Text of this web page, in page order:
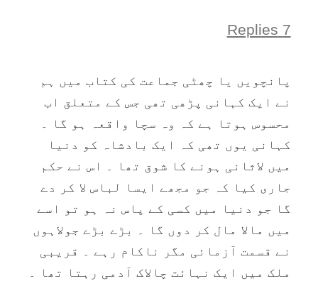
7 Replies
پانچویں یا چھٹی جماعت کی کتاب میں ہم
نے ایک کہانی پڑھی تھی جس کے متعلق اب
محسوس ہوتا ہے کہ وہ سچا واقعہ ہو گا ۔
کہانی یوں تھی کہ ایک بادشاہ کو دنیا
میں لاثانی ہونے کا شوق تھا ۔ اس نے حکم
جاری کیا کہ جو مجھے ایسا لباس لا کر دے
گا جو دنیا میں کسی کے پاس نہ ہو تو اسے
میں مالا مال کر دوں گا ۔ بڑے بڑے جولاہوں
نے قسمت آزمائی مگر ناکام رہے ۔ قریبی
ملک میں ایک نہائت چالاک آدمی رہتا تھا ۔